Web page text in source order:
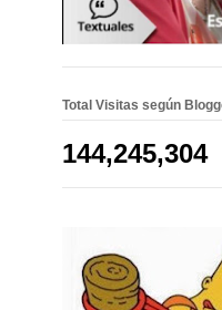
Total Visitas según
144,245,304